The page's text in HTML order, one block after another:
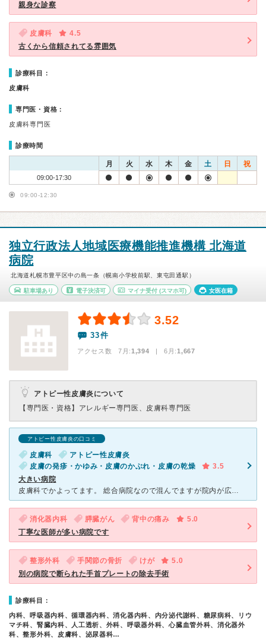
親身な診察
皮膚科
4.5
古くから信頼されてる雰囲気
診療科目：
皮膚科
専門医・資格：
皮膚科専門医
診療時間
月 火 水 木 金 土 日 祝
09:00-17:30
09:00-12:30
独立行政法人地域医療機能推進機構 北海道
病院
北海道札幌市豊平区中の島一条（幌南小学校前駅、東屯田通駅）
駐車場あり 電子決済可 マイナ受付 (スマホ可) 女医在籍
3.52
33件
アクセス数 7月:1,394 | 6月:1,667
アトピー性皮膚炎について
【専門医・資格】 アレルギー専門医、皮膚科専門医
アトピー性皮膚炎の口コミ
皮膚科
アトピー性皮膚炎
皮膚の発疹・かゆみ・皮膚のかぶれ・皮膚の乾燥
3.5
大きい病院
皮膚科でかよってます。 総合病院なので混んでますが院内が広いので立ってまつことになったりはしたことありません。 1階に小さいですがコンビニと食堂があり長時間診察があっても、あまり困らずにすむのがう
消化器内科 膵臓がん 背中の痛み
5.0
丁寧な医師が多い病院です
整形外科 手関節の骨折 けが
5.0
別の病院で断られた手首プレートの除去手術
診療科目：
内科、呼吸器内科、循環器内科、消化器内科、内分泌代謝科、糖尿病科、リウ
マチ科、腎臓内科、人工透析、外科、呼吸器外科、心臓血管外科、消化器外
科、整形外科、皮膚科、泌尿器科…